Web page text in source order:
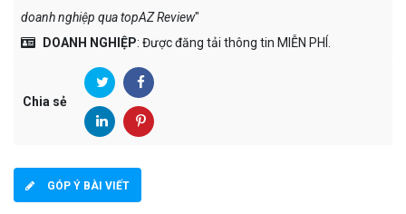
doanh nghiệp qua topAZ Review"
DOANH NGHIỆP: Được đăng tải thông tin MIỄN PHÍ.
Chia sẻ
GÓP Ý BÀI VIẾT